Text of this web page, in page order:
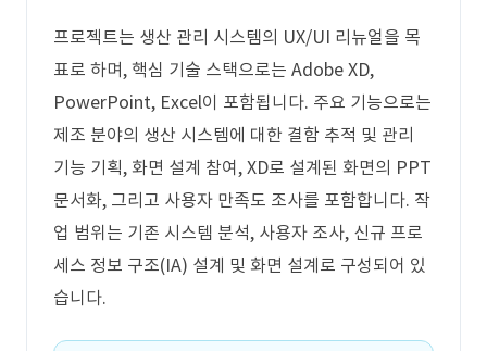
프로젝트는 생산 관리 시스템의 UX/UI 리뉴얼을 목
표로 하며, 핵심 기술 스택으로는 Adobe XD,
PowerPoint, Excel이 포함됩니다. 주요 기능으로는
제조 분야의 생산 시스템에 대한 결함 추적 및 관리
기능 기획, 화면 설계 참여, XD로 설계된 화면의 PPT
문서화, 그리고 사용자 만족도 조사를 포함합니다. 작
업 범위는 기존 시스템 분석, 사용자 조사, 신규 프로
세스 정보 구조(IA) 설계 및 화면 설계로 구성되어 있
습니다.